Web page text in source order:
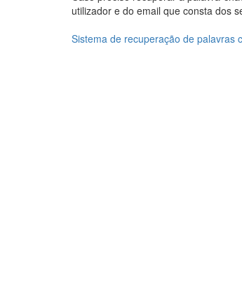
utilizador e do email que consta dos
Sistema de recuperação de palavras